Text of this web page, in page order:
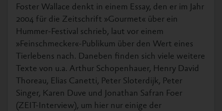
Foster Wallace denkt in einem Essay, den er im Jahr
2004 für die Zeitschrift »Gourmet« über ein
Hummer-Festival schrieb, laut vor einem
»Feinschmecker«-Publikum über den Wert eines
Tierlebens nach. Daneben finden sich viele weitere
Texte von u.a. Arthur Schopenhauer, Henry David
Thoreau, Elias Canetti, Peter Sloterdijk, Peter
Singer, Karen Duve und Jonathan Safran Foer
(ZEIT-Interview), um hier nur einige der